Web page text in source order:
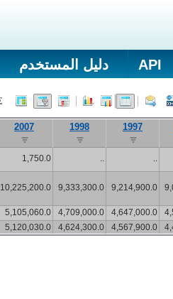
API دليل المستخدم
1997
1998
2007
..
..
1,750.0
9,214,900.0
9,333,300.0
10,225,200.0
4,647,000.0
4,709,000.0
5,105,060.0
4,567,900.0
4,624,300.0
5,120,030.0